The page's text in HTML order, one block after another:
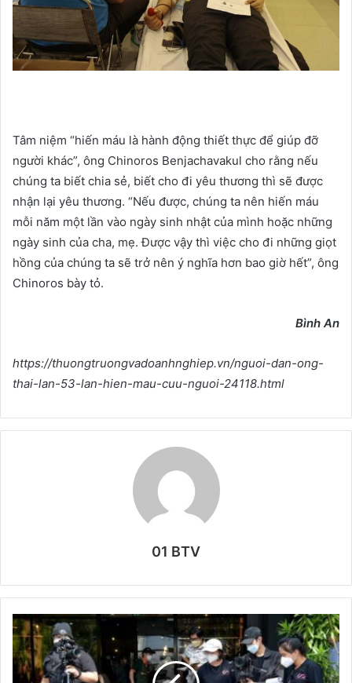
Tâm niệm “hiến máu là hành động thiết thực để giúp đỡ
người khác”, ông Chinoros Benjachavakul cho rằng nếu
chúng ta biết chia sẻ, biết cho đi yêu thương thì sẽ được
nhận lại yêu thương. “Nếu được, chúng ta nên hiến máu
mỗi năm một lần vào ngày sinh nhật của mình hoặc những
ngày sinh của cha, mẹ. Được vậy thì việc cho đi những giọt
hồng của chúng ta sẽ trở nên ý nghĩa hơn bao giờ hết”, ông
Chinoros bày tỏ.
Bình An
https://thuongtruongvadoanhnghiep.vn/nguoi-dan-ong-
thai-lan-53-lan-hien-mau-cuu-nguoi-24118.html
01 BTV